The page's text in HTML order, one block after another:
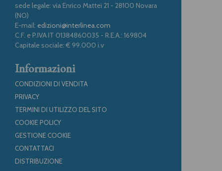
sede legale: via Enrico Mattei 21 - 28100 Novara
(NO)
E-mail: edizioni@interlinea.com
C.F. e P.IVA IT 01384860035 - R.E.A.: 169804
Capitale sociale: € 99.000 i.v
Informazioni
CONDIZIONI DI VENDITA
PRIVACY
TERMINI DI UTILIZZO DEL SITO
COOKIE POLICY
GESTIONE COOKIE
CONTATTACI
DISTRIBUZIONE